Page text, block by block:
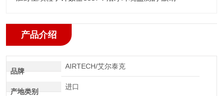
产品介绍
品牌
AIRTECH/艾尔泰克
产地类别
进口